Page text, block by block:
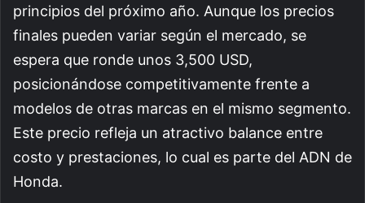
principios del próximo año. Aunque los precios
finales pueden variar según el mercado, se
espera que ronde unos 3,500 USD,
posicionándose competitivamente frente a
modelos de otras marcas en el mismo segmento.
Este precio refleja un atractivo balance entre
costo y prestaciones, lo cual es parte del ADN de
Honda.